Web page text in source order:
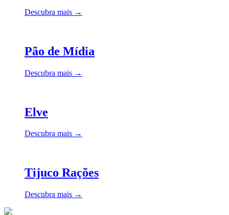
Descubra mais →
Pão de Mídia
Descubra mais →
Elve
Descubra mais →
Tijuco Rações
Descubra mais →